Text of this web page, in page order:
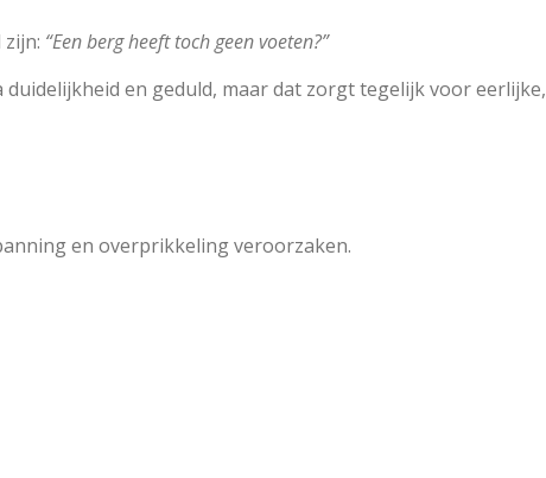
“Een berg heeft toch geen voeten?”
en geduld, maar dat zorgt tegelijk voor eerlijke,
en overprikkeling veroorzaken.